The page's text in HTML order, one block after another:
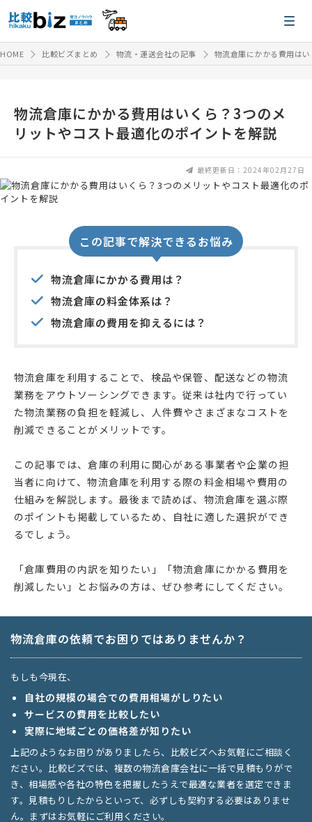
HOME 比較ビズまとめ 物流・運送会社の記事 物流倉庫にかかる費用は
物流倉庫にかかる費用はいくら？3つのメ
リットやコスト最適化のポイントを解説
最終更新日：2024年02月27日
この記事で解決できるお悩み
物流倉庫にかかる費用は？
物流倉庫の料金体系は？
物流倉庫の費用を抑えるには？
物流倉庫を利用することで、検品や保管、配送などの物流
業務をアウトソーシングできます。従来は社内で行ってい
た物流業務の負担を軽減し、人件費やさまざまなコストを
削減できることがメリットです。
この記事では、倉庫の利用に関心がある事業者や企業の担
当者に向けて、物流倉庫を利用する際の料金相場や費用の
仕組みを解説します。最後まで読めば、物流倉庫を選ぶ際
のポイントも掲載しているため、自社に適した選択ができ
るでしょう。
「倉庫費用の内訳を知りたい」「物流倉庫にかかる費用を
削減したい」とお悩みの方は、ぜひ参考にしてください。
物流倉庫の依頼でお困りではありませんか？
もしも今現在、
自社の規模の場合での費用相場がしりたい
サービスの費用を比較したい
実際に地域ごとの価格差が知りたい
上記のようなお困りがありましたら、比較ビズへお気軽にご相談く
ださい。比較ビズでは、複数の物流倉庫会社に一括で見積もりがで
き、相場感や各社の特色を把握したうえで最適な業者を選定できま
す。見積もりしたからといって、必ずしも契約する必要はありませ
ん。まずはお気軽にご利用ください。